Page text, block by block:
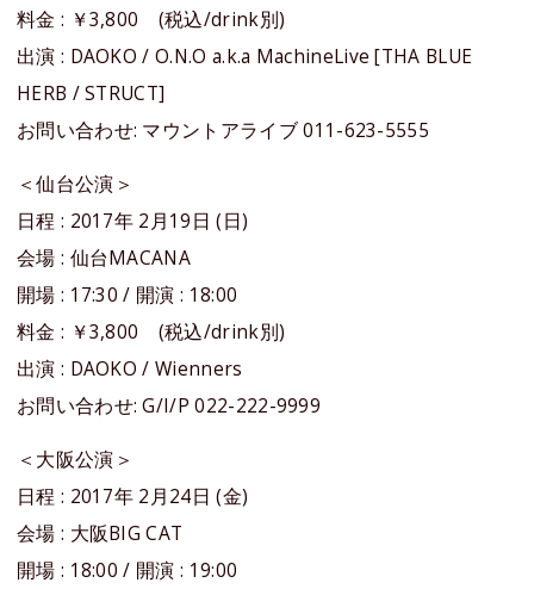
料金 : ￥3,800 (税込/drink別)
出演 : DAOKO / O.N.O a.k.a MachineLive [THA BLUE
HERB / STRUCT]
お問い合わせ: マウントアライブ 011-623-5555
＜仙台公演＞
日程 : 2017年 2月19日 (日)
会場 : 仙台MACANA
開場 : 17:30 / 開演 : 18:00
料金 : ￥3,800 (税込/drink別)
出演 : DAOKO / Wienners
お問い合わせ: G/I/P 022-222-9999
＜大阪公演＞
日程 : 2017年 2月24日 (金)
会場 : 大阪BIG CAT
開場 : 18:00 / 開演 : 19:00